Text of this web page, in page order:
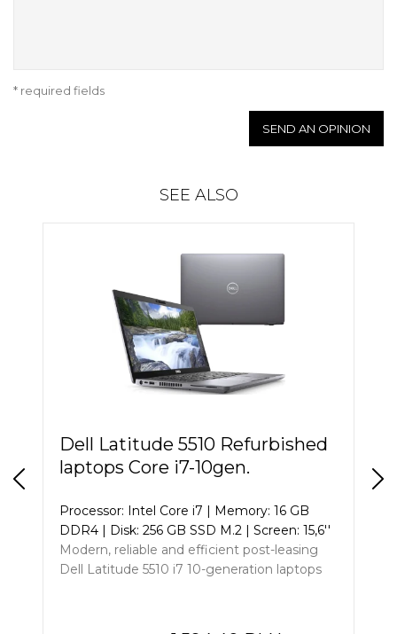
* required fields
SEND AN OPINION
SEE ALSO
Dell Latitude 5510 Refurbished
laptops Core i7-10gen.
Processor: Intel Core i7 | Memory: 16 GB
DDR4 | Disk: 256 GB SSD M.2 | Screen: 15,6''
Modern, reliable and efficient post-leasing
Dell Latitude 5510 i7 10-generation laptops